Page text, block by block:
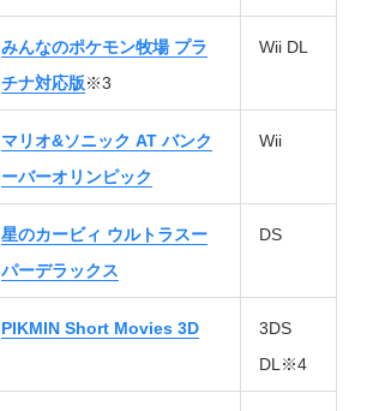
みんなのポケモン牧場 プラ
チナ対応版※3
Wii DL
マリオ&ソニック AT バンク
ーバーオリンピック
Wii
星のカービィ ウルトラスー
パーデラックス
DS
PIKMIN Short Movies 3D
3DS
DL※4